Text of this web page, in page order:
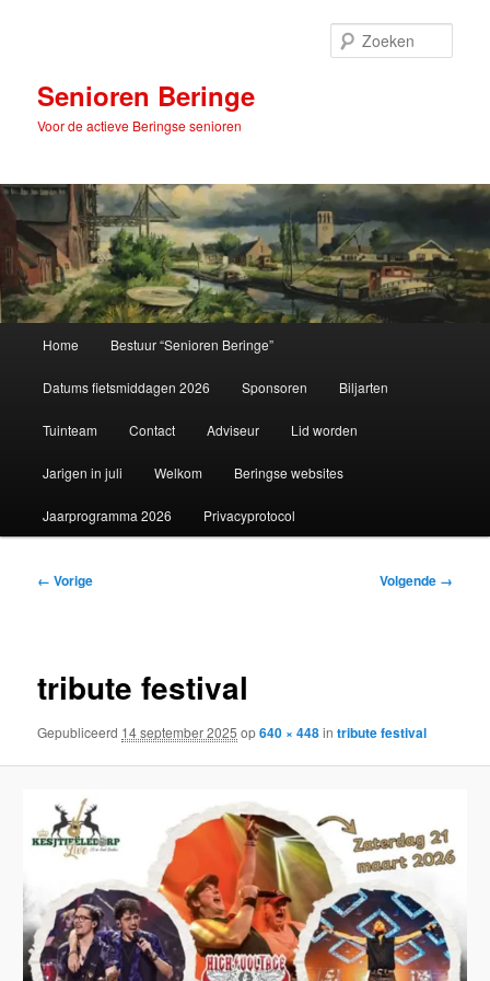
inhoudSenioren Beringe
Voor de actieve Beringse senioren
Home Bestuur “Senioren Beringe”
Datums fietsmiddagen 2026 Sponsoren Biljarten
Tuinteam Contact Adviseur Lid worden
Jarigen in juli Welkom Beringse websites
Jaarprogramma 2026 Privacyprotocol
Afbeeldingsnavigatie
← Vorige Volgende →
tribute festival
Gepubliceerd 14 september 2025 op640 × 448intribute festival